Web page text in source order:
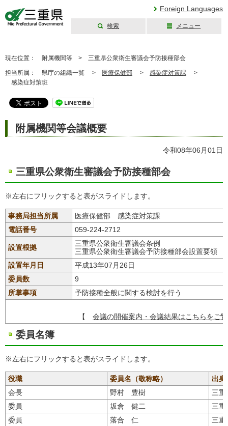
Foreign Languages
検索 メニュー
現在位置： 附属機関等 > 三重県公衆衛生審議会予防接種部会
担当所属： 県庁の組織一覧 > 医療保健部 > 感染症対策課 >
感染症対策班
附属機関等会議概要
令和08年06月01日
三重県公衆衛生審議会予防接種部会
※左右にフリックすると表がスライドします。
事務局担当所属
医療保健部 感染症対策課
電話番号
059-224-2712
設置根拠
三重県公衆衛生審議会条例
三重県公衆衛生審議会予防接種部会設置要領
設置年月日
平成13年07月26日
委員数
9
所掌事項
予防接種全般に関する検討を行う
【 会議の開催案内・会議結果はこちらをご
委員名簿
※左右にフリックすると表がスライドします。
役職 委員名（敬称略）
出身
会長
野村 豊樹
三
委員
坂倉 健二
三
委員
落合 仁
三